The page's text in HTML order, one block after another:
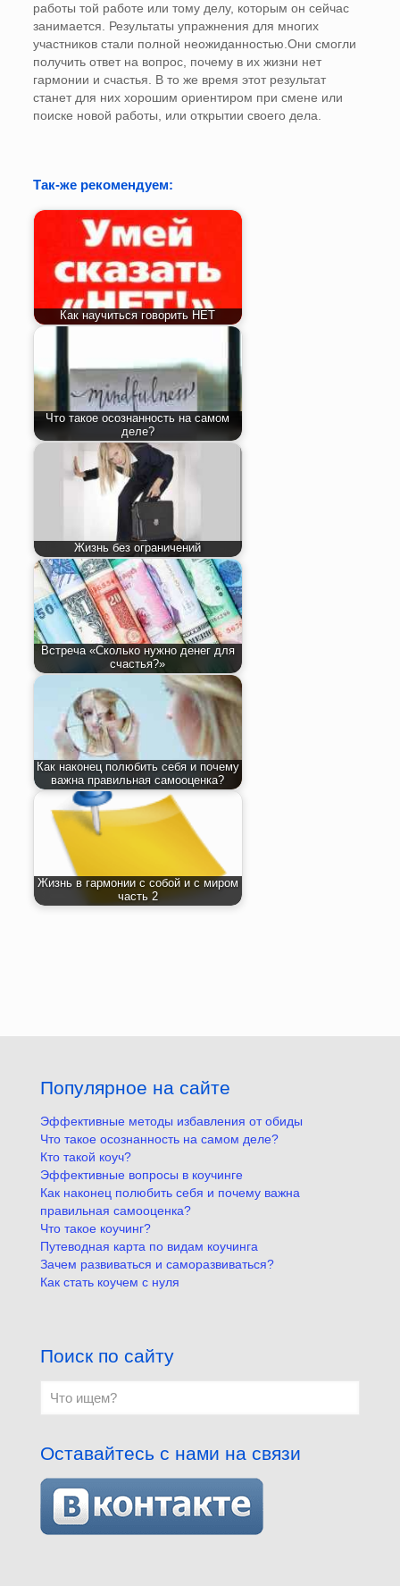
работы той работе или тому делу, которым он сейчас
занимается. Результаты упражнения для многих
участников стали полной неожиданностью.Они смогли
получить ответ на вопрос, почему в их жизни нет
гармонии и счастья. В то же время этот результат
станет для них хорошим ориентиром при смене или
поиске новой работы, или открытии своего дела.
Так-же рекомендуем:
Как научиться говорить НЕТ
Что такое осознанность на самом
деле?
Жизнь без ограничений
Встреча «Сколько нужно денег для
счастья?»
Как наконец полюбить себя и почему
важна правильная самооценка?
Жизнь в гармонии с собой и с миром
часть 2
Популярное на сайте
Эффективные методы избавления от обиды
Что такое осознанность на самом деле?
Кто такой коуч?
Эффективные вопросы в коучинге
Как наконец полюбить себя и почему важна
правильная самооценка?
Что такое коучинг?
Путеводная карта по видам коучинга
Зачем развиваться и саморазвиваться?
Как стать коучем с нуля
Поиск по сайту
Оставайтесь с нами на связи